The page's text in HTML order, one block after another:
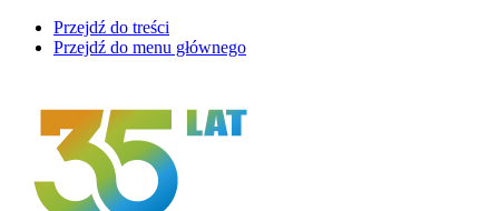
Przejdź do treści
Przejdź do menu głównego